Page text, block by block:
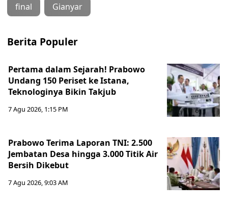
final Gianyar
Berita Populer
Pertama dalam Sejarah! Prabowo
Undang 150 Periset ke Istana,
Teknologinya Bikin Takjub
7 Agu 2026, 1:15 PM
Prabowo Terima Laporan TNI: 2.500
Jembatan Desa hingga 3.000 Titik Air
Bersih Dikebut
7 Agu 2026, 9:03 AM